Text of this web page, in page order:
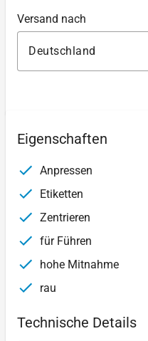
Versand nach
Deutschland
Eigenschaften
Anpressen
Etiketten
Zentrieren
für Führen
hohe Mitnahme
rau
Technische Details